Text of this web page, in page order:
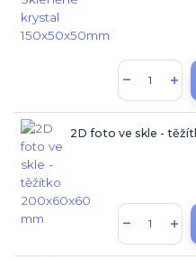
2D foto ve skle -